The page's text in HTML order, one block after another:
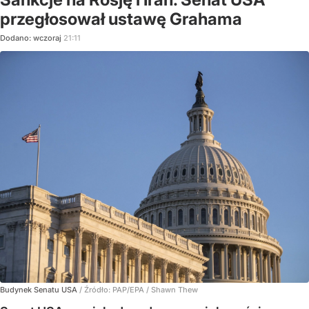
przegłosował ustawę Grahama
Dodano: wczoraj 21:11
Budynek Senatu USA / Źródło: PAP/EPA / Shawn Thew